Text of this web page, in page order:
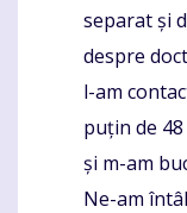
separat și
despre
l-am
puțin de
și m-am
Ne-am